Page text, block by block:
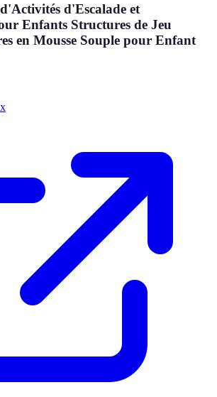
d'Escalade et
Enfants Structures de Jeu
en Mousse Souple pour Enfant